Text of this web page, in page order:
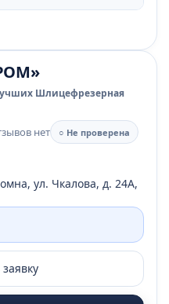
Шлицефрезерная
нет
○ Не проверена
ул. Чкалова, д. 24А,